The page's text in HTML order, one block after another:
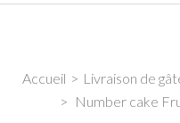
Accueil > Livraison de
> Number cake